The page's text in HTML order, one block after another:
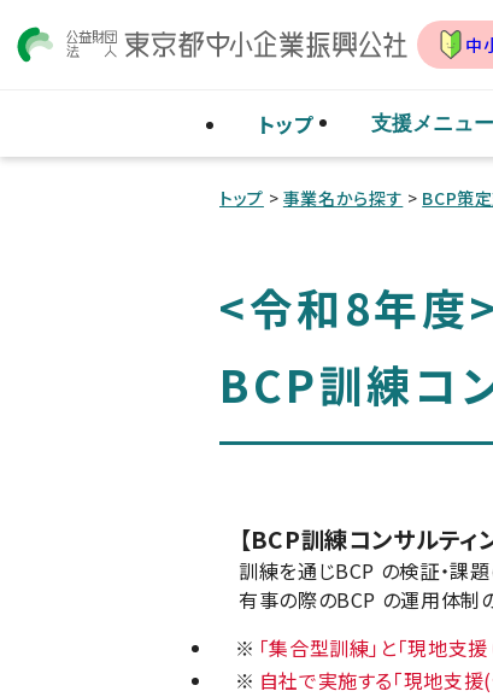
中
トップ 支援メニュー
トップ > 事業名から探す > BCP策
<令和8年度>
BCP訓練コ
【BCP訓練コンサルティ
訓練を通じBCP の検証・課
有事の際のBCP の運用体制
※ 「集合型訓練」と「現地支
※ 自社で実施する「現地支援